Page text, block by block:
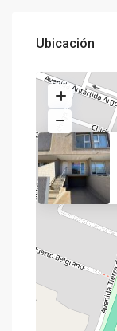
Ubicación